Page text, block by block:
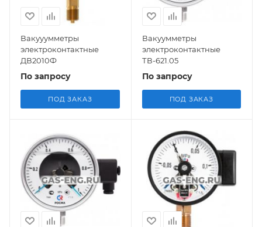
Вакууумметры
электроконтактные
ДВ2010Ф
По запросу
ПОД ЗАКАЗ
Вакуумметры
электроконтактные
ТВ-621.05
По запросу
ПОД ЗАКАЗ